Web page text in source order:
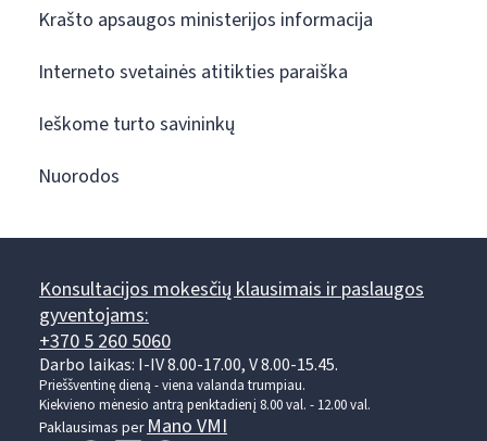
Krašto apsaugos ministerijos informacija
Interneto svetainės atitikties paraiška
Ieškome turto savininkų
Nuorodos
Konsultacijos mokesčių klausimais ir paslaugos
gyventojams:
+370 5 260 5060
Darbo laikas: I-IV 8.00-17.00, V 8.00-15.45.
Prieššventinę dieną - viena valanda trumpiau.
Kiekvieno mėnesio antrą penktadienį 8.00 val. - 12.00 val.
Paklausimas per Mano VMI